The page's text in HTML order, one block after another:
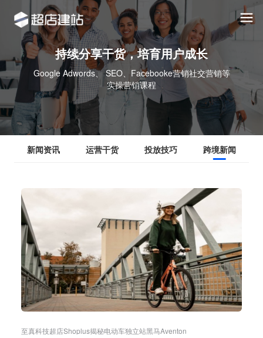
持续分享干货，培育用户成长
Google Adwords、 SEO、Facebooke营销社交营销等
实操营销课程
新闻资讯 运营干货 投放技巧 跨境新闻
至真科技超店Shoplus揭秘电动车独立站黑马Aventon